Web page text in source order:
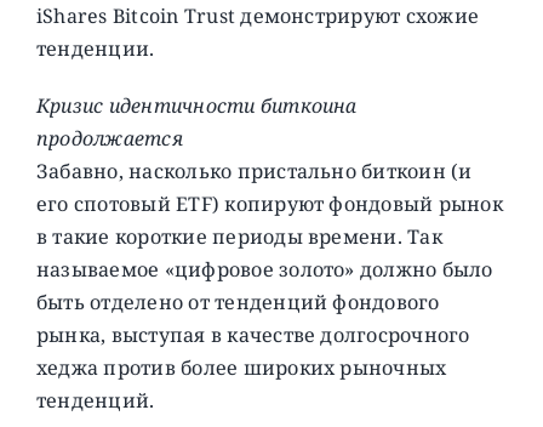
iShares Bitcoin Trust демонстрируют схожие
тенденции.
Кризис идентичности биткоина
продолжается
Забавно, насколько пристально биткоин (и
его спотовый ETF) копируют фондовый рынок
в такие короткие периоды времени. Так
называемое «цифровое золото» должно было
быть отделено от тенденций фондового
рынка, выступая в качестве долгосрочного
хеджа против более широких рыночных
тенденций.